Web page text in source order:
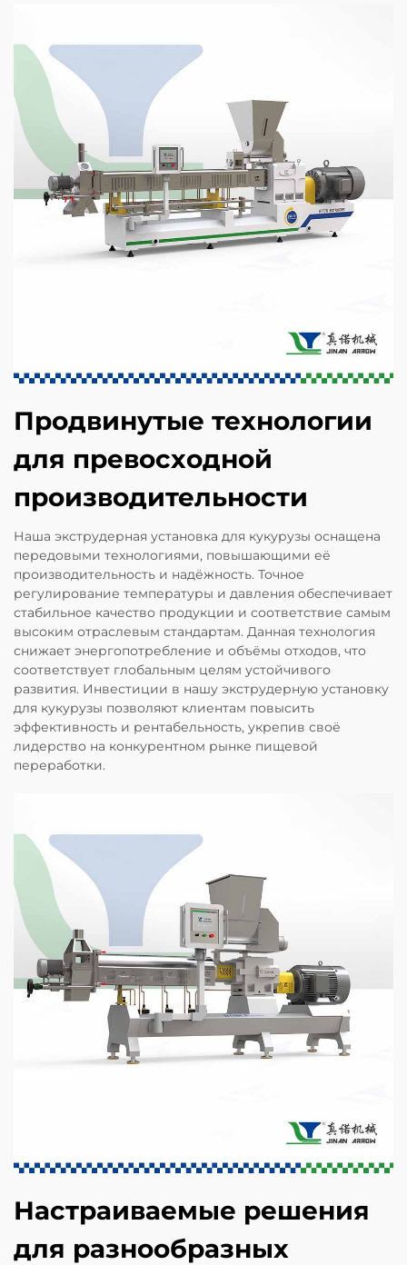
Продвинутые технологии
для превосходной
производительности
Наша экструдерная установка для кукурузы оснащена
передовыми технологиями, повышающими её
производительность и надёжность. Точное
регулирование температуры и давления обеспечивает
стабильное качество продукции и соответствие самым
высоким отраслевым стандартам. Данная технология
снижает энергопотребление и объёмы отходов, что
соответствует глобальным целям устойчивого
развития. Инвестиции в нашу экструдерную установку
для кукурузы позволяют клиентам повысить
эффективность и рентабельность, укрепив своё
лидерство на конкурентном рынке пищевой
переработки.
Настраиваемые решения
для разнообразных